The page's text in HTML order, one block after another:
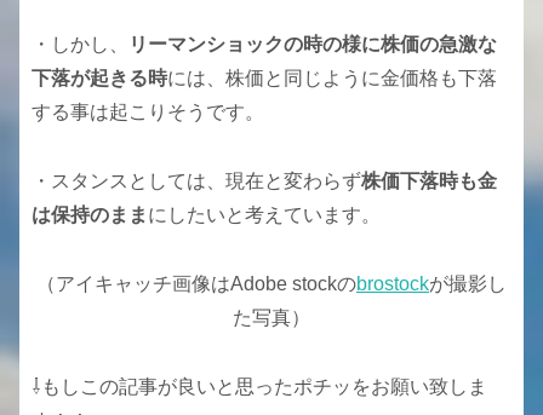
・しかし、
リーマンショックの時の様に株価の急激な
下落が起きる時には、株価と同じように金価格も下落
する事は起こりそうです。
・スタンスとしては、現在と変わらず株価下落時も金
は保持のまま にしたいと考えています。
（アイキャッチ画像はAdobe stockのbrostockが撮影し
た写真）
⇩もしこの記事が良いと思ったポチッをお願い致しま